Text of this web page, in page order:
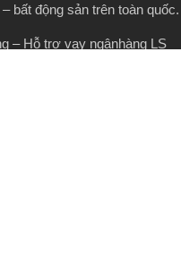
bất động sản trên toàn quốc.
– Hỗ trợ vay ngânhàng LS